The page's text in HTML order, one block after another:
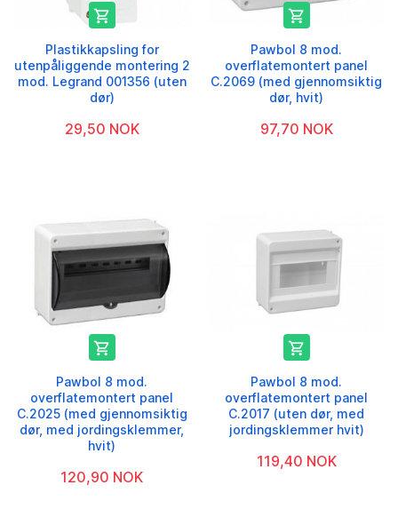

Plastikkapsling for
utenpåliggende montering 2
mod. Legrand 001356 (uten
dør)
29,50 NOK

Pawbol 8 mod.
overflatemontert panel
C.2069 (med gjennomsiktig
dør, hvit)
97,70 NOK

Pawbol 8 mod.
overflatemontert panel
C.2025 (med gjennomsiktig
dør, med jordingsklemmer,
hvit)
120,90 NOK

Pawbol 8 mod.
overflatemontert panel
C.2017 (uten dør, med
jordingsklemmer hvit)
119,40 NOK